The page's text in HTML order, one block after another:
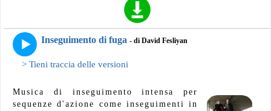
Inseguimento di fuga - di David Fesliyan
> Tieni traccia delle versioni
Musica di inseguimento intensa per
sequenze d'azione come inseguimenti in